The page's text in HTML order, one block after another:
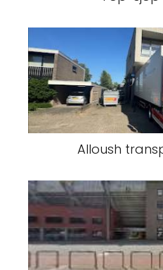
Alloush